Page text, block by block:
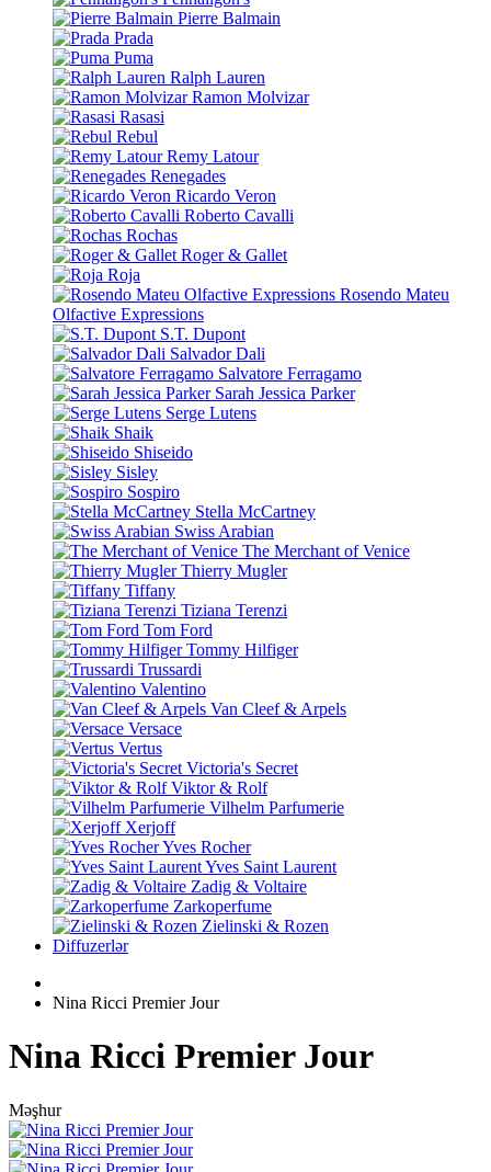
Pierre Balmain
Prada
Puma
Ralph Lauren
Ramon Molvizar
Rasasi
Rebul
Remy Latour
Renegades
Ricardo Veron
Roberto Cavalli
Rochas
Roger & Gallet
Roja
Rosendo Mateu
Olfactive Expressions
S.T. Dupont
Salvador Dali
Salvatore Ferragamo
Sarah Jessica Parker
Serge Lutens
Shaik
Shiseido
Sisley
Sospiro
Stella McCartney
Swiss Arabian
The Merchant of Venice
Thierry Mugler
Tiffany
Tiziana Terenzi
Tom Ford
Tommy Hilfiger
Trussardi
Valentino
Van Cleef & Arpels
Versace
Vertus
Victoria's Secret
Viktor & Rolf
Vilhelm Parfumerie
Xerjoff
Yves Rocher
Yves Saint Laurent
Zadig & Voltaire
Zarkoperfume
Zielinski & Rozen
Diffuzerlər
Nina Ricci Premier Jour
Nina Ricci Premier Jour
Məşhur